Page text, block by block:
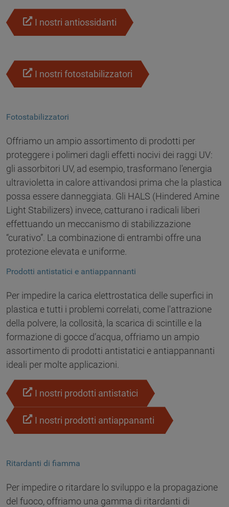
I nostri antiossidanti
I nostri fotostabilizzatori
Fotostabilizzatori
Offriamo un ampio assortimento di prodotti per
proteggere i polimeri dagli effetti nocivi dei raggi UV:
gli assorbitori UV, ad esempio, trasformano l'energia
ultravioletta in calore attivandosi prima che la plastica
possa essere danneggiata. Gli HALS (Hindered Amine
Light Stabilizers) invece, catturano i radicali liberi
effettuando un meccanismo di stabilizzazione
“curativo”. La combinazione di entrambi offre una
protezione elevata e uniforme.
Prodotti antistatici e antiappannanti
Per impedire la carica elettrostatica delle superfici in
plastica e tutti i problemi correlati, come l'attrazione
della polvere, la collosità, la scarica di scintille e la
formazione di gocce d’acqua, offriamo un ampio
assortimento di prodotti antistatici e antiappannanti
ideali per molte applicazioni.
I nostri prodotti antistatici
I nostri prodotti antiappananti
Ritardanti di fiamma
Per impedire o ritardare lo sviluppo e la propagazione
del fuoco, offriamo una gamma di ritardanti di